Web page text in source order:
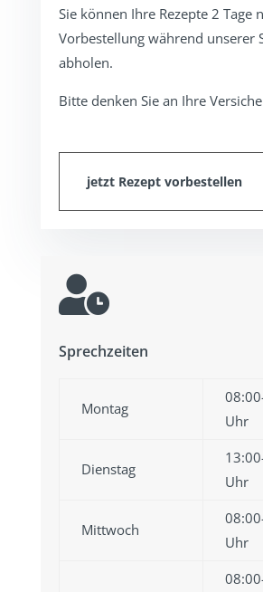
Sie können Ihre Rezepte 2 Tage
Vorbestellung während unserer
abholen.
Bitte denken Sie an Ihre
jetzt Rezept vorbestellen

Sprechzeiten
Montag
Uhr
Dienstag
Uhr
Mittwoch
Uhr